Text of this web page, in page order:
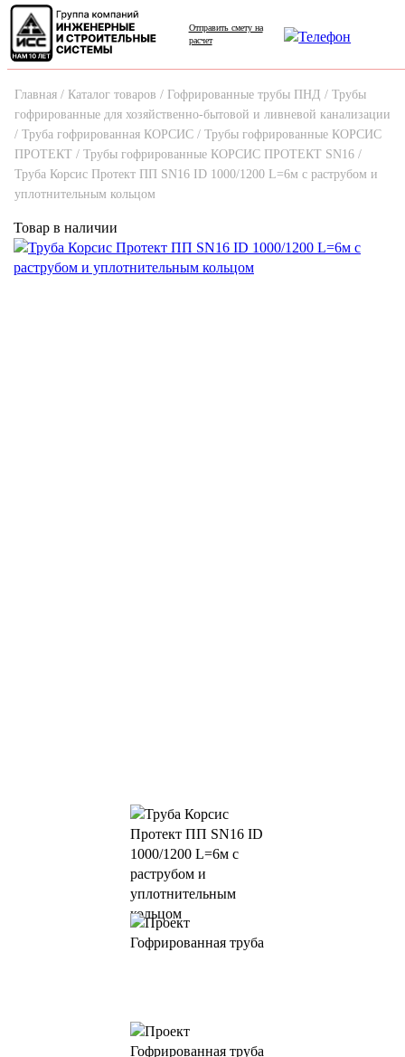
Отправить смету на
расчет
Главная / Каталог товаров / Гофрированные трубы ПНД / Трубы
гофрированные для хозяйственно-бытовой и ливневой канализации
/ Труба гофрированная КОРСИС / Трубы гофрированные КОРСИС
ПРОТЕКТ / Трубы гофрированные КОРСИС ПРОТЕКТ SN16 /
Труба Корсис Протект ПП SN16 ID 1000/1200 L=6м с раструбом и
уплотнительным кольцом
Товар в наличии